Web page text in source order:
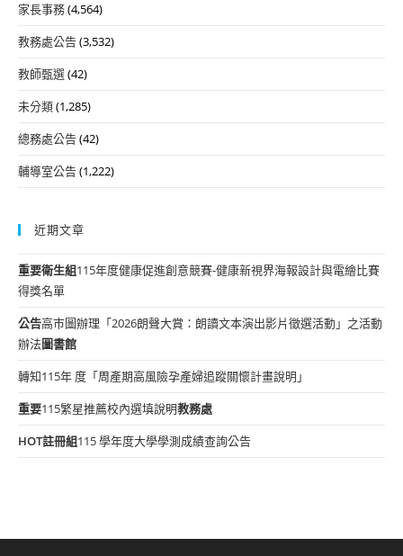
家長事務(4,564)
教務處公告(3,532)
教師甄選(42)
未分類(1,285)
總務處公告(42)
輔導室公告(1,222)
近期文章
重要衛生組115年度健康促進創意競賽-健康新視界海報設計與電繪比賽
得獎名單
公告高市圖辦理「2026朗聲大賞：朗讀文本演出影片徵選活動」之活動
辦法圖書館
轉知115年 度「周產期高風險孕產婦追蹤關懷計畫說明」
重要115繁星推薦校內選填說明教務處
HOT註冊組115 學年度大學學測成績查詢公告